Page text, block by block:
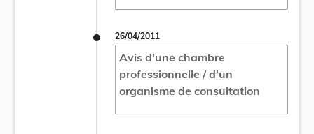
26/04/2011
Avis d'une chambre
professionnelle / d'un
organisme de consultation